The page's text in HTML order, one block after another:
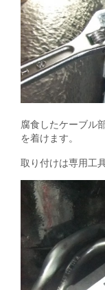
腐食したケーブル
を着けます。
取り付けは専用工